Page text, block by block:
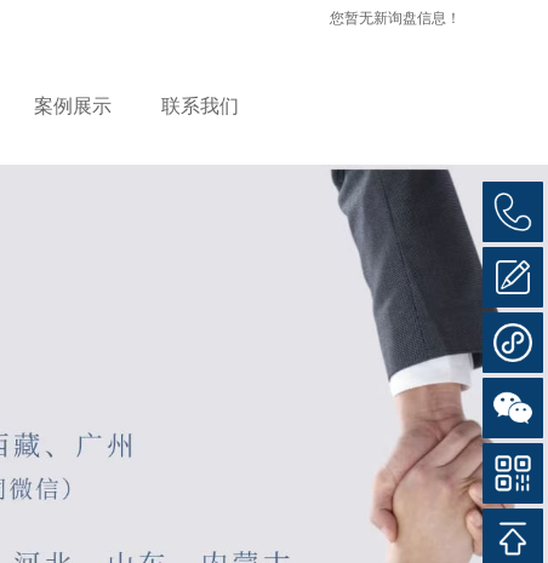
您暂无新询盘信息！
案例展示 联系我们